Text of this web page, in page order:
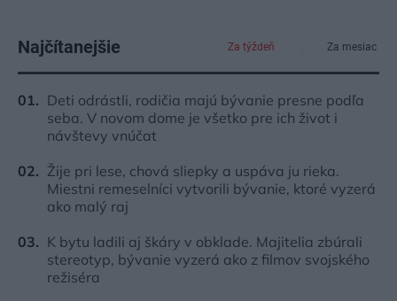
Najčítanejšie Za týždeň Za mesiac
Deti odrástli, rodičia majú bývanie presne podľa
seba. V novom dome je všetko pre ich život i
návštevy vnúčat
Žije pri lese, chová sliepky a uspáva ju rieka.
Miestni remeselníci vytvorili bývanie, ktoré vyzerá
ako malý raj
K bytu ladili aj škáry v obklade. Majitelia zbúrali
stereotyp, bývanie vyzerá ako z filmov svojského
režiséra